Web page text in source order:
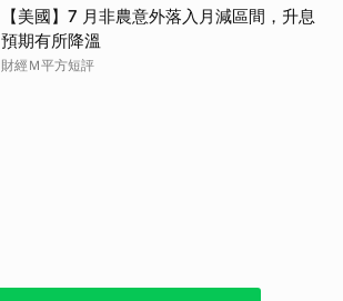
【美國】7 月非農意外落入月減區間，升息
預期有所降溫
財經Ｍ平方短評